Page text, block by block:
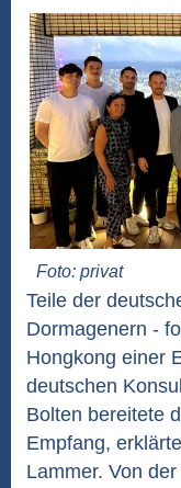
Foto: privat
Teile der
Dormagenern -
Hongkong einer
deutschen
Bolten bereitete
Empfang,
Lammer. Von